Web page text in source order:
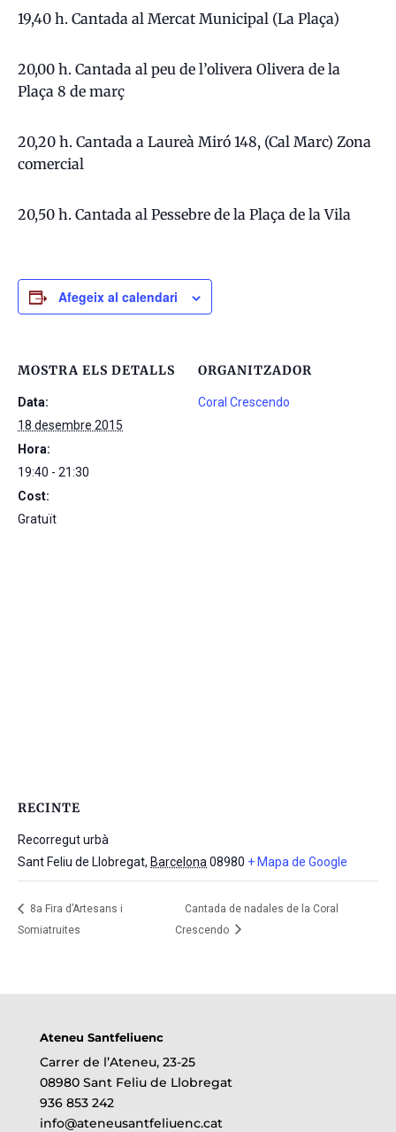
19,40 h. Cantada al Mercat Municipal (La Plaça)
20,00 h. Cantada al peu de l’olivera Olivera de la
Plaça 8 de març
20,20 h. Cantada a Laureà Miró 148, (Cal Marc) Zona
comercial
20,50 h. Cantada al Pessebre de la Plaça de la Vila
Afegeix al calendari
MOSTRA ELS DETALLS
Data:
18 desembre 2015
Hora:
19:40 - 21:30
Cost:
Gratuït
ORGANITZADOR
Coral Crescendo
RECINTE
Recorregut urbà
Sant Feliu de Llobregat, Barcelona 08980 + Mapa de Google
8a Fira d’Artesans i
Somiatruites
Cantada de nadales de la Coral
Crescendo
Ateneu Santfeliuenc
Carrer de l’Ateneu, 23-25
08980 Sant Feliu de Llobregat
936 853 242
info@ateneusantfeliuenc.cat